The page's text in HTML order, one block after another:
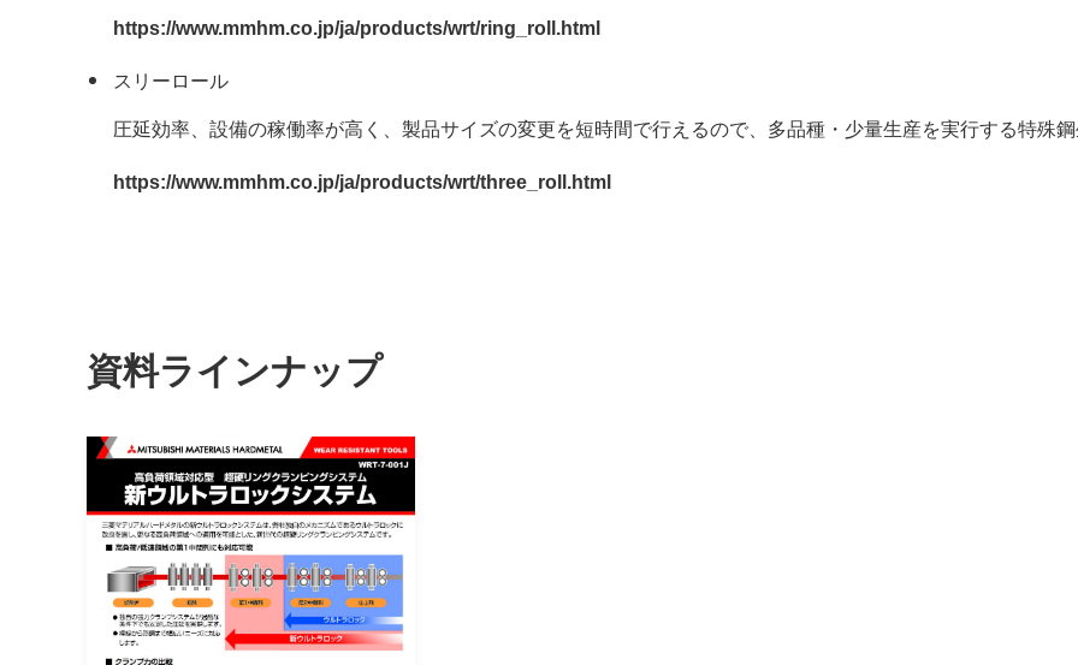
https://www.mmhm.co.jp/ja/products/wrt/ring_roll.html
スリーロール
圧延効率、設備の稼働率が高く、製品サイズの変更を短時間で行えるので、多品種・少量生産を実行する特殊鋼
https://www.mmhm.co.jp/ja/products/wrt/three_roll.html
資料ラインナップ